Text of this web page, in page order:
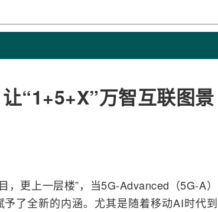
“1+5+X”万智互联图景
，更上一层楼”，当5G-Advanced（5G-A）
了全新的内涵。尤其是随着移动AI时代到